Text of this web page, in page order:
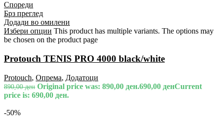
Спореди
Брз преглед
Додади во омилени
Избери опции This product has multiple variants. The options may
be chosen on the product page
Protouch TENIS PRO 4000 black/white
Protouch, Опрема, Додатоци
890,00ден Original price was: 890,00 ден.690,00 денCurrent
price is: 690,00 ден.
-50%